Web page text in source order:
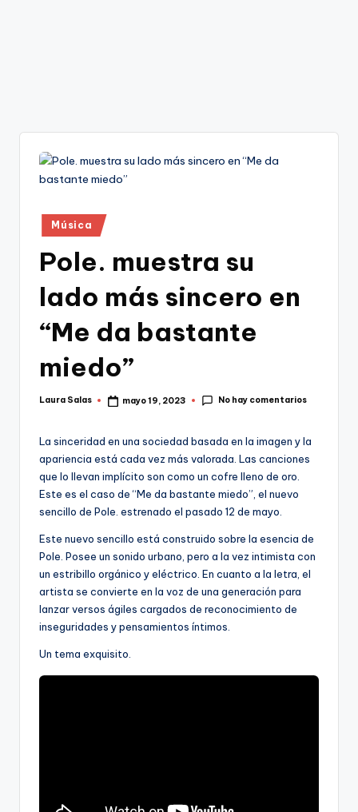
Publicado
en
Música
Pole. muestra su
lado más sincero en
“Me da bastante
miedo”
Publicado
Laura Salas mayo 19, 2023 No hay comentarios
La sinceridad en una sociedad basada en la imagen y la
apariencia está cada vez más valorada. Las canciones
que lo llevan implícito son como un cofre lleno de oro.
Este es el caso de “Me da bastante miedo”, el nuevo
sencillo de Pole. estrenado el pasado 12 de mayo.
Este nuevo sencillo está construido sobre la esencia de
Pole. Posee un sonido urbano, pero a la vez intimista con
un estribillo orgánico y eléctrico. En cuanto a la letra, el
artista se convierte en la voz de una generación para
lanzar versos ágiles cargados de reconocimiento de
inseguridades y pensamientos íntimos.
Un tema exquisito.